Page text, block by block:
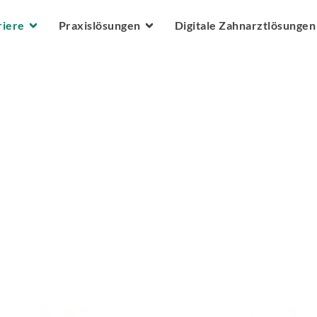
Praxislösungen Digitale Zahnarztlösungen